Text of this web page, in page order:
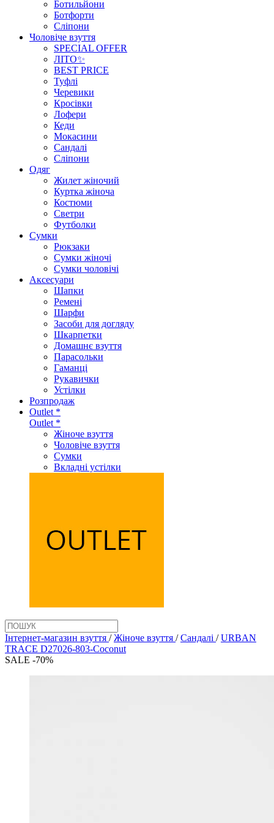
Ботильйони
Ботфорти
Сліпони
Чоловіче взуття
SPECIAL OFFER
ЛІТО✨
BEST PRICE
Туфлі
Черевики
Кросівки
Лофери
Кеди
Мокасини
Сандалі
Сліпони
Одяг
Жилет жіночий
Куртка жіноча
Костюми
Светри
Футболки
Сумки
Рюкзаки
Сумки жіночі
Сумки чоловічі
Аксеcуари
Шапки
Ремені
Шарфи
Засоби для догляду
Шкарпетки
Домашнє взуття
Парасольки
Гаманці
Рукавички
Устілки
Розпродаж
Outlet *
Outlet *
Жіноче взуття
Чоловіче взуття
Сумки
Вкладні устілки
Інтернет-магазин взуття / Жіноче взуття / Сандалі / URBAN
TRACE D27026-803-Coconut
SALE -70%